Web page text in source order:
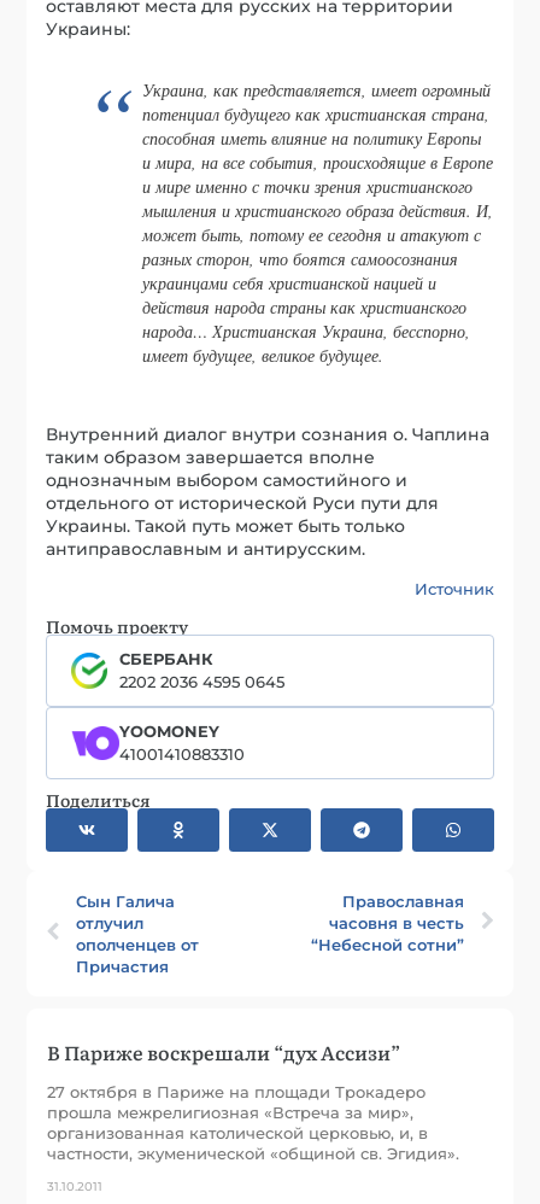
оставляют места для русских на территории
Украины:
Украина, как представляется, имеет огромный
потенциал будущего как христианская страна,
способная иметь влияние на политику Европы
и мира, на все события, происходящие в Европе
и мире именно с точки зрения христианского
мышления и христианского образа действия. И,
может быть, потому ее сегодня и атакуют с
разных сторон, что боятся самоосознания
украинцами себя христианской нацией и
действия народа страны как христианского
народа… Христианская Украина, бесспорно,
имеет будущее, великое будущее.
Внутренний диалог внутри сознания о. Чаплина
таким образом завершается вполне
однозначным выбором самостийного и
отдельного от исторической Руси пути для
Украины. Такой путь может быть только
антиправославным и антирусским.
Источник
Помочь проекту
СБЕРБАНК
2202 2036 4595 0645
YOOMONEY
41001410883310
Поделиться
Сын Галича
отлучил
ополченцев от
Причастия
Православная
часовня в честь
“Небесной сотни”
В Париже воскрешали “дух Ассизи”
27 октября в Париже на площади Трокадеро
прошла межрелигиозная «Встреча за мир»,
организованная католической церковью, и, в
частности, экуменической «общиной св. Эгидия».
31.10.2011